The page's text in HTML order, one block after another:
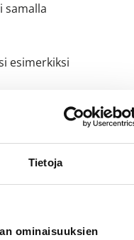
Tietoja
ominaisuuksien
samalla
esimerkiksi